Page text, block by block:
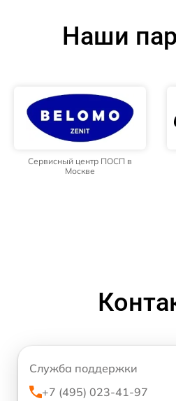
Наши
Сервисный центр ПОСП в
Москве
Служба поддержки
+7 (495) 023-41-97